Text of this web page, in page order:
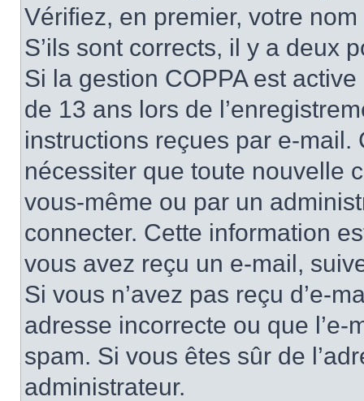
Vérifiez, en premier, votre
S’ils sont corrects, il y a deux
Si la gestion COPPA est
de 13 ans lors de
instructions reçues par e-
nécessiter que toute nouvelle
vous-même ou par un
connecter. Cette information
vous avez reçu un e-mail,
Si vous n’avez pas reçu d’e-
adresse incorrecte ou que
spam. Si vous êtes sûr de
administrateur.